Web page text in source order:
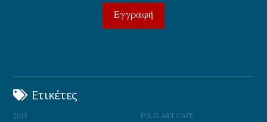
Ετικέτες
2015 POLIS ART CAFE